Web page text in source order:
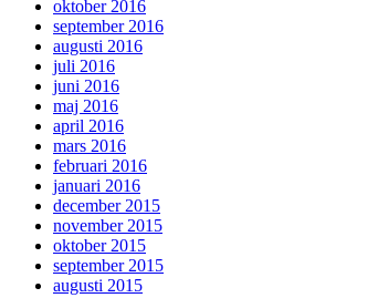
oktober 2016
september 2016
augusti 2016
juli 2016
juni 2016
maj 2016
april 2016
mars 2016
februari 2016
januari 2016
december 2015
november 2015
oktober 2015
september 2015
augusti 2015